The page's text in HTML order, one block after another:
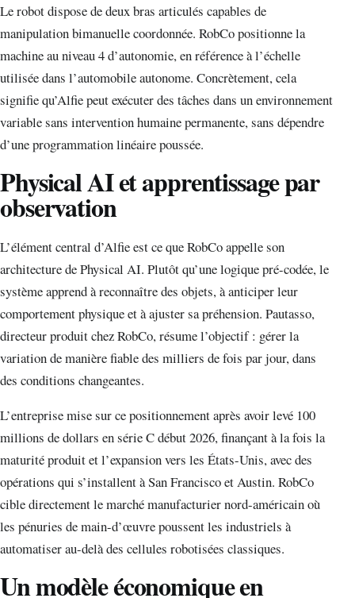
Le robot dispose de deux bras articulés capables de
manipulation bimanuelle coordonnée. RobCo positionne la
machine au niveau 4 d’autonomie, en référence à l’échelle
utilisée dans l’automobile autonome. Concrètement, cela
signifie qu’Alfie peut exécuter des tâches dans un environnement
variable sans intervention humaine permanente, sans dépendre
d’une programmation linéaire poussée.
Physical AI et apprentissage par
observation
L’élément central d’Alfie est ce que RobCo appelle son
architecture de Physical AI. Plutôt qu’une logique pré-codée, le
système apprend à reconnaître des objets, à anticiper leur
comportement physique et à ajuster sa préhension. Pautasso,
directeur produit chez RobCo, résume l’objectif : gérer la
variation de manière fiable des milliers de fois par jour, dans
des conditions changeantes.
L’entreprise mise sur ce positionnement après avoir levé 100
millions de dollars en série C début 2026, finançant à la fois la
maturité produit et l’expansion vers les États-Unis, avec des
opérations qui s’installent à San Francisco et Austin. RobCo
cible directement le marché manufacturier nord-américain où
les pénuries de main-d’œuvre poussent les industriels à
automatiser au-delà des cellules robotisées classiques.
Un modèle économique en